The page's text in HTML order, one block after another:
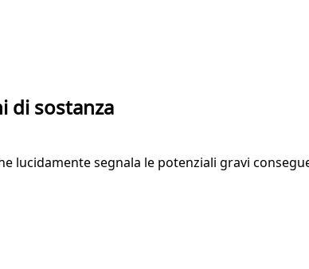
di sostanza
segnala le potenziali gravi